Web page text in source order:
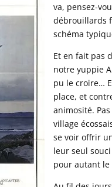
va, pensez-
débrouillards
schéma
Et en fait pas
notre yuppie
pu le croire…
place, et
animosité.
village
se voir offrir
leur seul
pour autant le